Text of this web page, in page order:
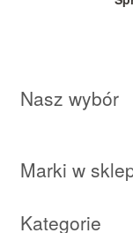
Nasz wybór
Marki w
Kategorie